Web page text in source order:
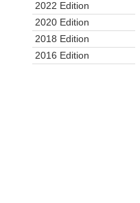
2022 Edition
2020 Edition
2018 Edition
2016 Edition